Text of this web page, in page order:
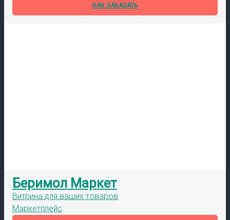
КАК ЗАКАЗАТЬ
Беримол Маркет
Витрина для ваших товаров
Маркетплейс